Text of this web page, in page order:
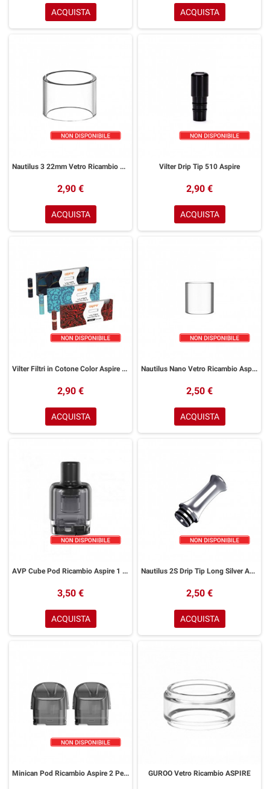
ACQUISTA ACQUISTA
Nautilus 3 22mm Vetro Ricambio Aspire
2,90 €
ACQUISTA
Vilter Drip Tip 510 Aspire
2,90 €
ACQUISTA
Vilter Filtri in Cotone Color Aspire 10 Pezzi
2,90 €
ACQUISTA
Nautilus Nano Vetro Ricambio Aspire
2,50 €
ACQUISTA
AVP Cube Pod Ricambio Aspire 1 Pezzo
3,50 €
ACQUISTA
Nautilus 2S Drip Tip Long Silver Aspire 1pz
2,50 €
ACQUISTA
Minican Pod Ricambio Aspire 2 Pezzi GUROO Vetro Ricambio ASPIRE